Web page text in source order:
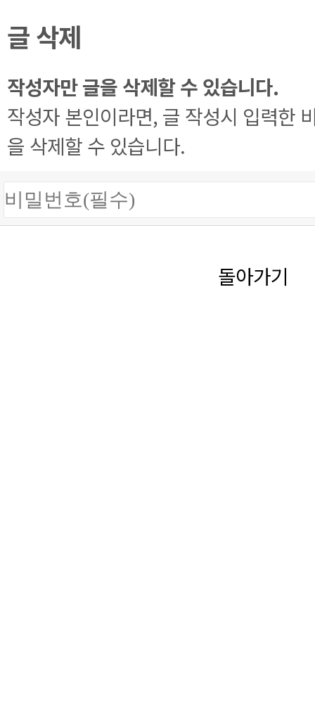
글 삭제
작성자만 글을 삭제할 수 있습니다.
작성자 본인이라면, 글 작성시 입력한
을 삭제할 수 있습니다.
돌아가기